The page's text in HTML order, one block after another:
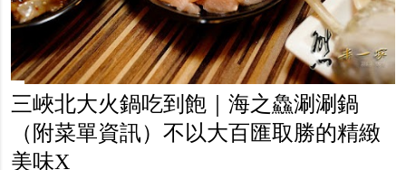
三峽北大火鍋吃到飽｜海之鱻涮涮鍋
（附菜單資訊）不以大百匯取勝的精緻
美味X